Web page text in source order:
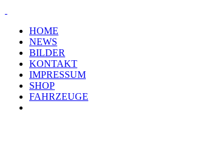
HOME
NEWS
BILDER
KONTAKT
IMPRESSUM
SHOP
FAHRZEUGE